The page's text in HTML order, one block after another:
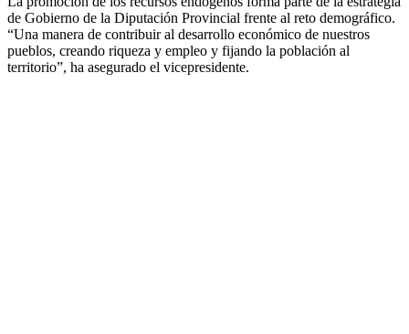
de Gobierno de la Diputación Provincial frente al reto demográfico.
“Una manera de contribuir al desarrollo económico de nuestros
pueblos, creando riqueza y empleo y fijando la población al
territorio”, ha asegurado el vicepresidente.